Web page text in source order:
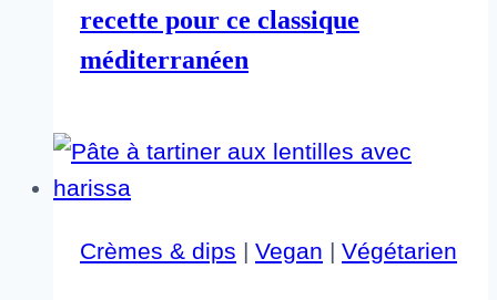
recette pour ce classique
méditerranéen
Crèmes & dips | Vegan | Végétarien